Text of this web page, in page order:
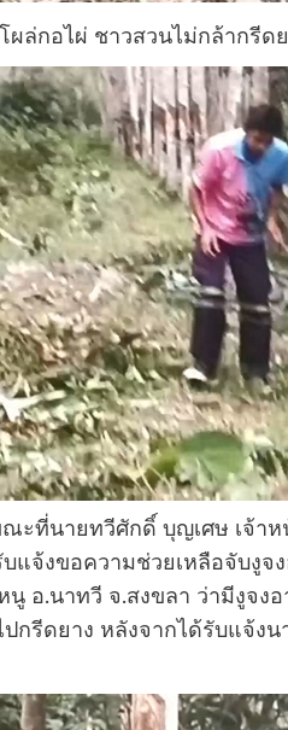
ผล่กอไผ่ ชาวสวนไม่กล้ากรีด
ะที่นายทวีศักดิ์ บุญเศษ เจ้า
แจ้งขอความช่วยเหลือจับงูจ
นู อ.นาทวี จ.สงขลา ว่ามีงูจ
กรีดยาง หลังจากได้รับแจ้ง